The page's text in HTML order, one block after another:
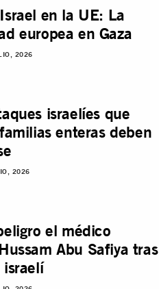
en la UE: La
europea en Gaza
2026
israelíes que
enteras deben
2026
el médico
Abu Safiya tras